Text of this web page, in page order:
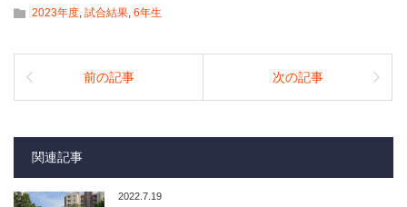
2023年度, 試合結果, 6年生
前の記事 次の記事
関連記事
2022.7.19